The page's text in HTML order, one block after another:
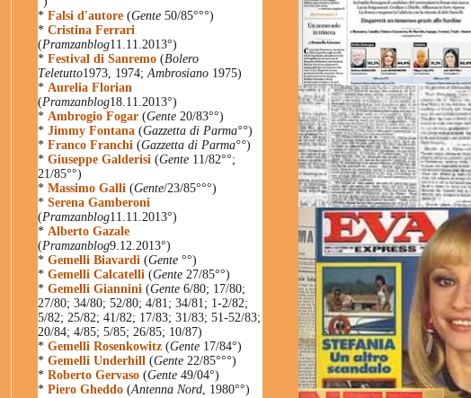
* Falsi d'autore (Gente 50/85°°°)
* Cristina Ferrari
(Pramzanblog11.11.2013°)
* Festival di Sanremo (Bolero
Teletutto1973, 1974;Ambrosiano 1975)
* Aurelia Florian
(Pramzanblog18.11.2013°)
* Ambrogio Fogar (Gente 20/83°°)
* Jimmy Fontana (Gazzetta di Parma°°)
* Franco Franchi (Gazzetta di Parma°°)
* Giuseppe Galderisi (Gente 11/82°°;
21/85°°)
* Massimo Galli (Gente/23/85°°°)
* Serena Gamberoni
(Pramzanblog11.11.2013°)
* Alberto Gazale
(Pramzanblog9.12.2013°)
* Gemelli Biavardi (Gente °°)
* Gemelli Calcatelli (Gente 27/85°°)
* Gemelli Giannini (Gente 6/80; 17/80;
27/80; 34/80; 52/80; 4/81; 34/81; 1-2/82;
5/82; 25/82; 41/82; 17/83; 31/83; 51-52/83;
20/84; 4/85; 5/85; 26/85; 10/87)
* Gemelli Rosenkowitz (Gente 17/84°)
* Gemelli Underhill (Gente 22/85°°°)
* Roberto Gervaso (Gente 49/04°)
* Piero Gheddo (Antenna Nord, 1980°°)